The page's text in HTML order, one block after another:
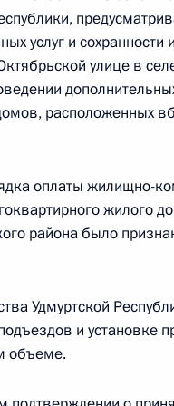
данное по итогам
в Приёмной
1 июля 2025 года
данного по
Рязанской
внутренней
услуг и сохранности
улице в
расположенных
оплаты жилищно-
жилого
района было
Удмуртской
и установке
объеме.